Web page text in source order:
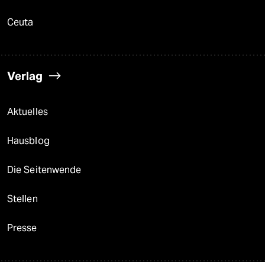
Ceuta
Verlag
Aktuelles
Hausblog
Die Seitenwende
Stellen
Presse